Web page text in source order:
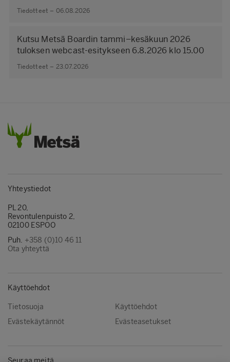
Tiedotteet – 06.08.2026
Kutsu Metsä Boardin tammi–kesäkuun 2026
tuloksen webcast-esitykseen 6.8.2026 klo 15.00
Tiedotteet – 23.07.2026
Yhteystiedot
PL 20,
Revontulenpuisto 2,
02100 ESPOO
Puh. +358 (0)10 46 11
Ota yhteyttä
Käyttöehdot
Tietosuoja
Käyttöehdot
Evästekäytännöt
Evästeasetukset